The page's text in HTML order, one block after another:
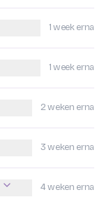
1 week erna
1 week erna
2 weken erna
3 weken erna
4 weken erna